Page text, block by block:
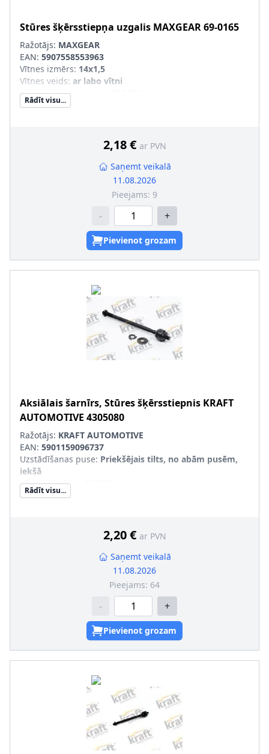
Stūres šķērsstiepņa uzgalis MAXGEAR69-0165
Ražotājs: MAXGEAR
EAN: 5907558553963
Vītnes izmērs: 14x1,5
Vītnes veids: ar labo vītni
pāra artikulu numuri
Rādīt visu...
2,18 € ar PVN
Saņemt veikalā
11.08.2026
Pieejams: 9
- +
Pievienot grozam
Aksiālais šarnīrs, Stūres šķērsstiepnis KRAFT
AUTOMOTIVE 4305080
Ražotājs: KRAFT AUTOMOTIVE
EAN: 5901159096737
Uzstādīšanas puse: Priekšējais tilts, no abām pusēm,
iekšā
Vītnes izmērs 1
Vītnes izmērs 2
Rādīt visu...
2,20 € ar PVN
Saņemt veikalā
11.08.2026
Pieejams: 64
- +
Pievienot grozam